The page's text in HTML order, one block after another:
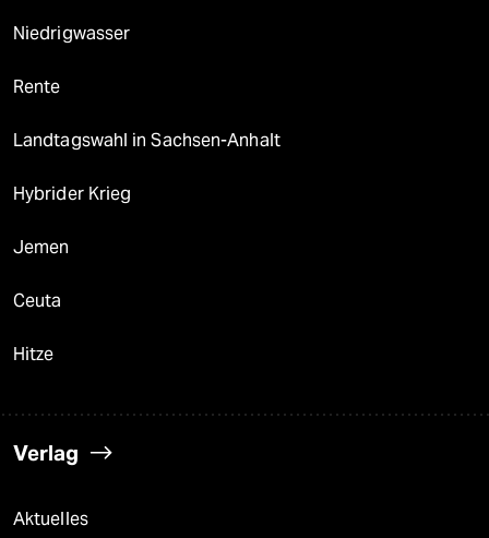
Niedrigwasser
Rente
Landtagswahl in Sachsen-Anhalt
Hybrider Krieg
Jemen
Ceuta
Hitze
Verlag
Aktuelles